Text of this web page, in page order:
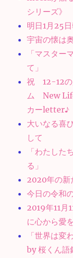
シリーズ》
明日1月25
宇宙の懐は
「マスター
て」
祝 12-12の
ム New
カーletter♪
大いなる喜
して
「わたした
る」
2020年の新
今日の令和
2019年11月
に心から愛
「世界は変
by 桜くん語